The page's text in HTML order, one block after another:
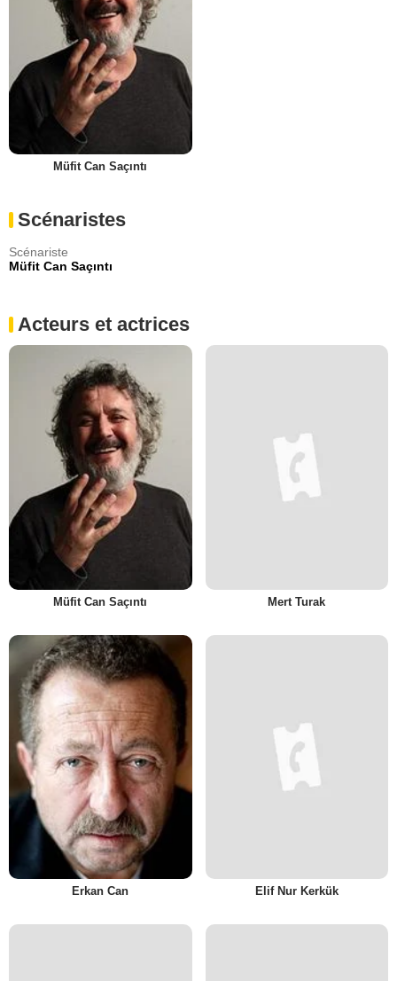
Müfit Can Saçıntı
Scénaristes
Scénariste
Müfit Can Saçıntı
Acteurs et actrices
Müfit Can Saçıntı Mert Turak
Erkan Can Elif Nur Kerkük